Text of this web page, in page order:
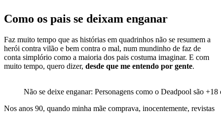
Como os pais se deixam enganar
Faz muito tempo que as histórias em quadrinhos não se resumem a
herói contra vilão e bem contra o mal, num mundinho de faz de
conta simplório como a maioria dos pais costuma imaginar. E com
muito tempo, quero dizer, desde que me entendo por gente.
Não se deixe enganar: Personagens como o Deadpool são
Nos anos 90, quando minha mãe comprava, inocentemente, revistas